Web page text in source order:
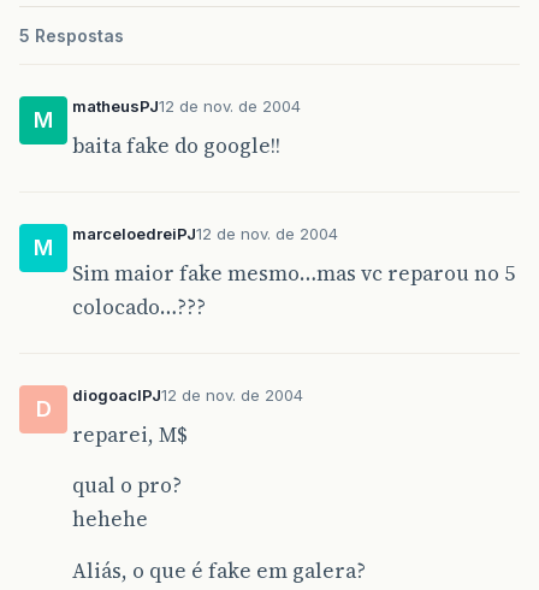
5 Respostas
M
matheusPJ12 de nov. de 2004
baita fake do google!!
M
marceloedreiPJ12 de nov. de 2004
Sim maior fake mesmo…mas vc reparou no 5
colocado…???
D
diogoaclPJ12 de nov. de 2004
reparei, M$
qual o pro?
hehehe
Aliás, o que é fake em galera?